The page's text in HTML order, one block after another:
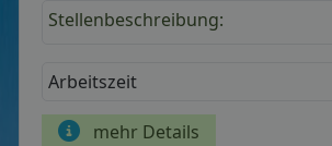
Stellenbeschreibung:
Arbeitszeit
mehr Details